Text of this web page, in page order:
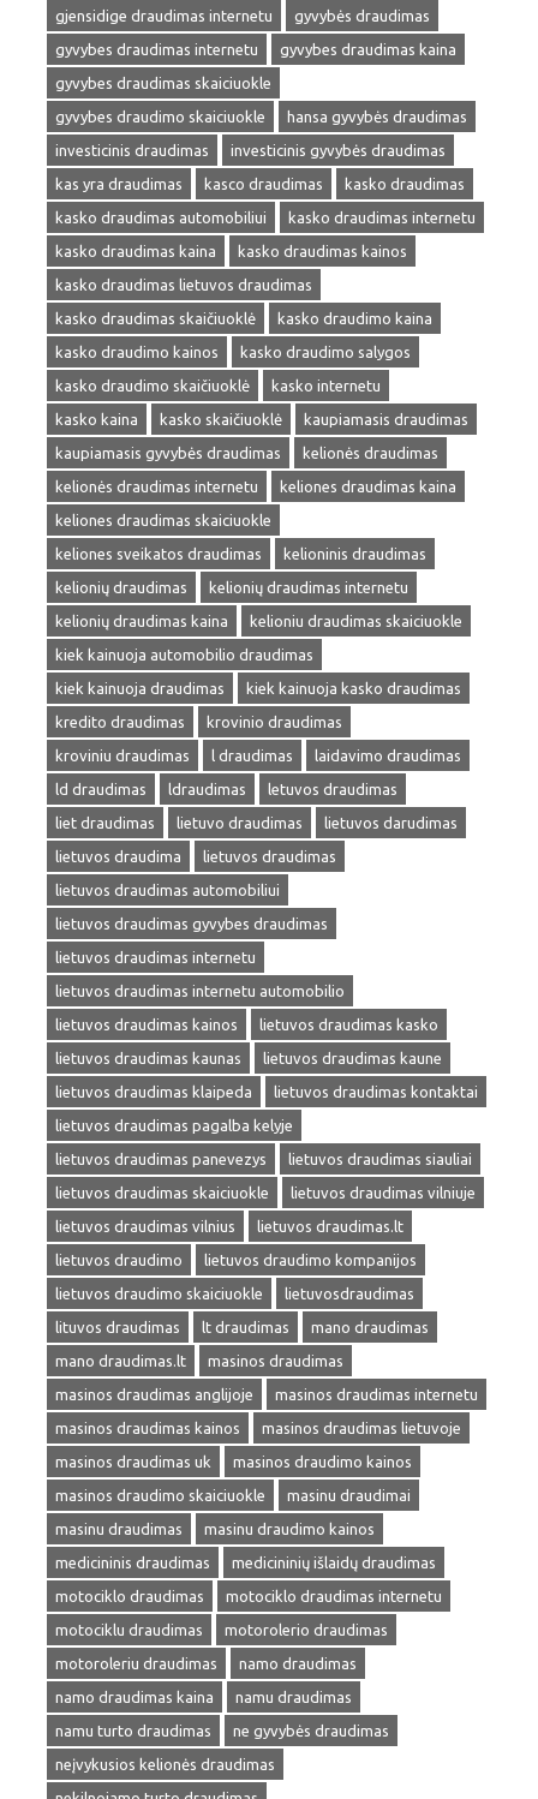
gjensidige draudimas internetu
gyvybės draudimas
gyvybes draudimas internetu
gyvybes draudimas kaina
gyvybes draudimas skaiciuokle
gyvybes draudimo skaiciuokle
hansa gyvybės draudimas
investicinis draudimas
investicinis gyvybės draudimas
kas yra draudimas
kasco draudimas
kasko draudimas
kasko draudimas automobiliui
kasko draudimas internetu
kasko draudimas kaina
kasko draudimas kainos
kasko draudimas lietuvos draudimas
kasko draudimas skaičiuoklė
kasko draudimo kaina
kasko draudimo kainos
kasko draudimo salygos
kasko draudimo skaičiuoklė
kasko internetu
kasko kaina
kasko skaičiuoklė
kaupiamasis draudimas
kaupiamasis gyvybės draudimas
kelionės draudimas
kelionės draudimas internetu
keliones draudimas kaina
keliones draudimas skaiciuokle
keliones sveikatos draudimas
kelioninis draudimas
kelionių draudimas
kelionių draudimas internetu
kelionių draudimas kaina
kelioniu draudimas skaiciuokle
kiek kainuoja automobilio draudimas
kiek kainuoja draudimas
kiek kainuoja kasko draudimas
kredito draudimas
krovinio draudimas
kroviniu draudimas
l draudimas
laidavimo draudimas
ld draudimas
ldraudimas
letuvos draudimas
liet draudimas
lietuvo draudimas
lietuvos darudimas
lietuvos draudima
lietuvos draudimas
lietuvos draudimas automobiliui
lietuvos draudimas gyvybes draudimas
lietuvos draudimas internetu
lietuvos draudimas internetu automobilio
lietuvos draudimas kainos
lietuvos draudimas kasko
lietuvos draudimas kaunas
lietuvos draudimas kaune
lietuvos draudimas klaipeda
lietuvos draudimas kontaktai
lietuvos draudimas pagalba kelyje
lietuvos draudimas panevezys
lietuvos draudimas siauliai
lietuvos draudimas skaiciuokle
lietuvos draudimas vilniuje
lietuvos draudimas vilnius
lietuvos draudimas.lt
lietuvos draudimo
lietuvos draudimo kompanijos
lietuvos draudimo skaiciuokle
lietuvosdraudimas
lituvos draudimas
lt draudimas
mano draudimas
mano draudimas.lt
masinos draudimas
masinos draudimas anglijoje
masinos draudimas internetu
masinos draudimas kainos
masinos draudimas lietuvoje
masinos draudimas uk
masinos draudimo kainos
masinos draudimo skaiciuokle
masinu draudimai
masinu draudimas
masinu draudimo kainos
medicininis draudimas
medicininių išlaidų draudimas
motociklo draudimas
motociklo draudimas internetu
motociklu draudimas
motorolerio draudimas
motoroleriu draudimas
namo draudimas
namo draudimas kaina
namu draudimas
namu turto draudimas
ne gyvybės draudimas
neįvykusios kelionės draudimas